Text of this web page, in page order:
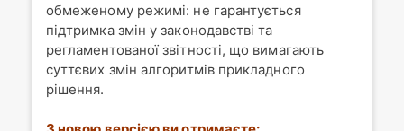
обмеженому режимі: не гарантується
підтримка змін у законодавстві та
регламентованої звітності, що вимагають
суттєвих змін алгоритмів прикладного
рішення.